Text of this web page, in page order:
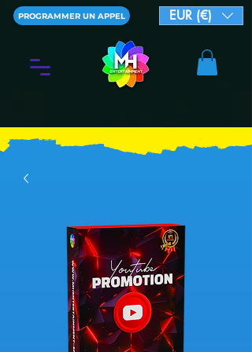
PROGRAMMER UN APPEL EUR (€)